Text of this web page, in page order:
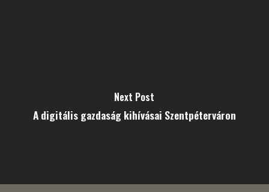
Next Post
A digitális gazdaság kihívásai Szentpéterváron